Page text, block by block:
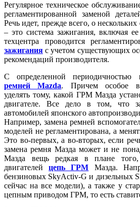
Регулярное техническое
регламентированной
заменой
Речь идет, прежде всего, о
– это система зажигания, включая
техцентра проводится
зажигания с учетом существующих
рекомендаций производителя.
С определенной периодичностью
ремней Mazda. Причем особое
уделять тому, какой ГРМ Мазда
двигателе. Все дело в том, что
автомобилей японского
Например, замена ремней
моделей не регламентирована, а
Это во-первых, а во-вторых, если
замена ремня Мазда может и не
Мазда вещь редкая в плане
двигателейцепь ГРМ Мазда.
бензиновых SkyActiv-G и дизельных
сейчас на все модели), а также у
цепным приводом ГРМ, то есть